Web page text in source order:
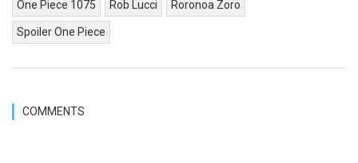
One Piece 1075 Rob Lucci Roronoa Zoro
Spoiler One Piece
COMMENTS